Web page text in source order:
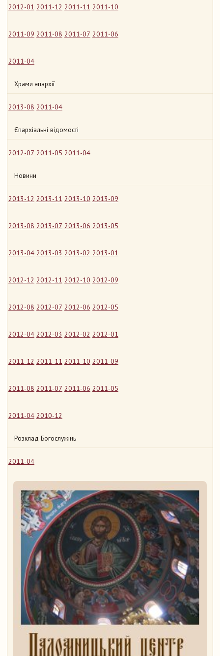
2012-01 2011-12 2011-11 2011-10
2011-09 2011-08 2011-07 2011-06
2011-04
Храми єпархії
2013-08 2011-04
Єпархіальні відомості
2012-07 2011-05 2011-04
Новини
2013-12 2013-11 2013-10 2013-09
2013-08 2013-07 2013-06 2013-05
2013-04 2013-03 2013-02 2013-01
2012-12 2012-11 2012-10 2012-09
2012-08 2012-07 2012-06 2012-05
2012-04 2012-03 2012-02 2012-01
2011-12 2011-11 2011-10 2011-09
2011-08 2011-07 2011-06 2011-05
2011-04 2010-12
Розклад Богослужінь
2011-04